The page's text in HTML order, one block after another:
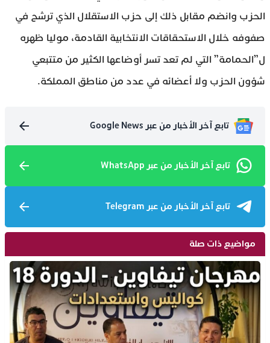
الحزب وانضم مقابل ذلك إلى حزب الاستقلال الذي ترشح في
صفوفه خلال الاستحقاقات الانتخابية القادمة، موليا ظهره
ل”الحمامة” التي لم تعد تسر أوضاعها الكثير من متتبعي
شؤون الحزب ولا أعضائه في عدد من مناطق المملكة.
تابع آخر الأخبار من عبر Google News
تابع آخر الأخبار من عبر WhatsApp
تابع آخر الأخبار من عبر Telegram
مواضيع ذات صلة